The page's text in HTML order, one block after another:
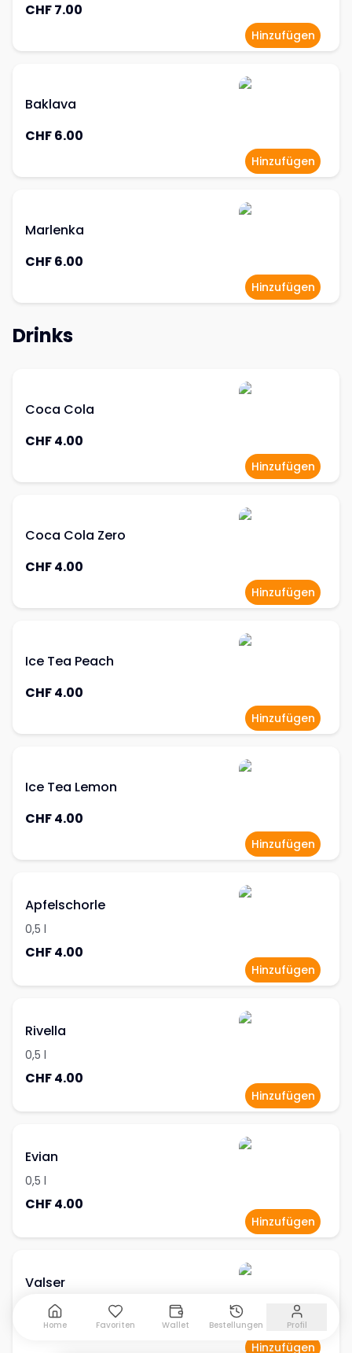
CHF 7.00
Hinzufügen
Baklava
CHF 6.00
Hinzufügen
Marlenka
CHF 6.00
Hinzufügen
Drinks
Coca Cola
CHF 4.00
Hinzufügen
Coca Cola Zero
CHF 4.00
Hinzufügen
Ice Tea Peach
CHF 4.00
Hinzufügen
Ice Tea Lemon
CHF 4.00
Hinzufügen
Apfelschorle
0,5 l
CHF 4.00
Hinzufügen
Rivella
0,5 l
CHF 4.00
Hinzufügen
Evian
0,5 l
CHF 4.00
Hinzufügen
Valser
CHF 4.00
Hinzufügen
Home Favoriten Wallet Bestellungen Profil